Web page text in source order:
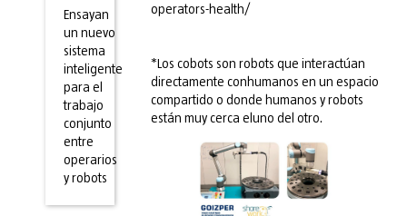
Ensayan
un nuevo
sistema
inteligente
para el
trabajo
conjunto
entre
operarios
y robots
operators-health/
*Los cobots son robots que interactúan
directamente conhumanos en un espacio
compartido o donde humanos y robots
están muy cerca eluno del otro.